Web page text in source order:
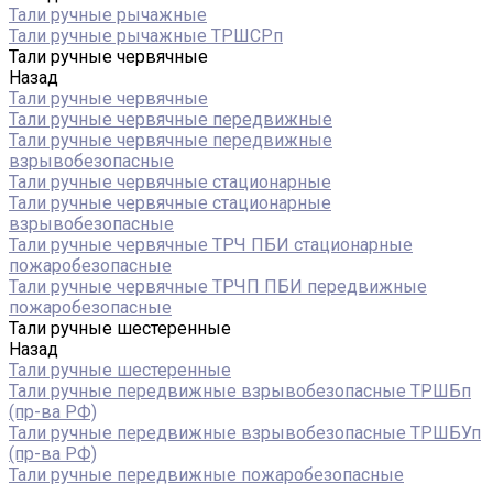
Тали ручные рычажные
Тали ручные рычажные ТРШСРп
Тали ручные червячные
Назад
Тали ручные червячные
Тали ручные червячные передвижные
Тали ручные червячные передвижные
взрывобезопасные
Тали ручные червячные стационарные
Тали ручные червячные стационарные
взрывобезопасные
Тали ручные червячные ТРЧ ПБИ стационарные
пожаробезопасные
Тали ручные червячные ТРЧП ПБИ передвижные
пожаробезопасные
Тали ручные шестеренные
Назад
Тали ручные шестеренные
Тали ручные передвижные взрывобезопасные ТРШБп
(пр-ва РФ)
Тали ручные передвижные взрывобезопасные ТРШБУп
(пр-ва РФ)
Тали ручные передвижные пожаробезопасные